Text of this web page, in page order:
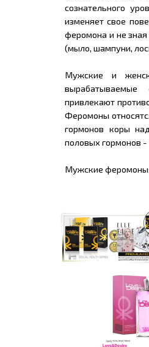
сознательного
изменяет свое
феромона и не зная
(мыло, шампуни,
Мужские и
вырабатываемые
привлекают
Феромоны
гормонов коры
половых гормонов -
Мужские